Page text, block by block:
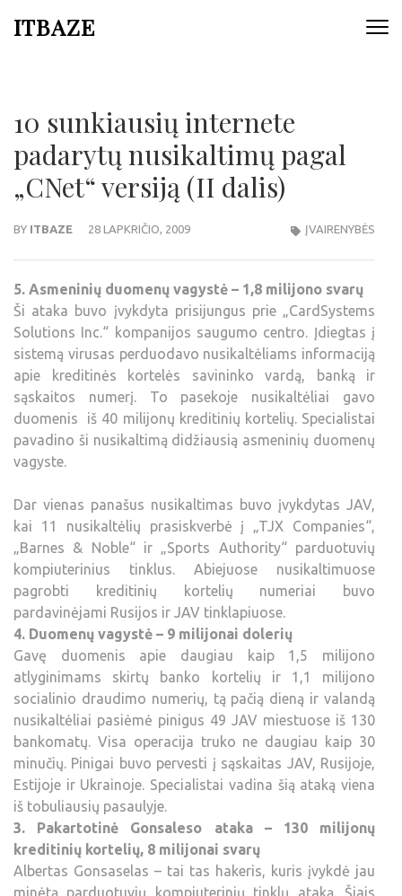
ITBAZE
10 sunkiausių internete
padarytų nusikaltimų pagal
„CNet“ versiją (II dalis)
BY ITBAZE 28 LAPKRIČIO, 2009 ĮVAIRENYBĖS
5. Asmeninių duomenų vagystė – 1,8 milijono svarų
Ši ataka buvo įvykdyta prisijungus prie „CardSystems
Solutions Inc.“ kompanijos saugumo centro. Įdiegtas į
sistemą virusas perduodavo nusikaltėliams informaciją
apie kreditinės kortelės savininko vardą, banką ir
sąskaitos numerį. To pasekoje nusikaltėliai gavo
duomenis iš 40 milijonų kreditinių kortelių. Specialistai
pavadino ši nusikaltimą didžiausią asmeninių duomenų
vagyste.
Dar vienas panašus nusikaltimas buvo įvykdytas JAV,
kai 11 nusikaltėlių prasiskverbė į „TJX Companies“,
„Barnes & Noble“ ir „Sports Authority“ parduotuvių
kompiuterinius tinklus. Abiejuose nusikaltimuose
pagrobti kreditinių kortelių numeriai buvo
pardavinėjami Rusijos ir JAV tinklapiuose.
4. Duomenų vagystė – 9 milijonai dolerių
Gavę duomenis apie daugiau kaip 1,5 milijono
atlyginimams skirtų banko kortelių ir 1,1 milijono
socialinio draudimo numerių, tą pačią dieną ir valandą
nusikaltėliai pasiėmė pinigus 49 JAV miestuose iš 130
bankomatų. Visa operacija truko ne daugiau kaip 30
minučių. Pinigai buvo pervesti į sąskaitas JAV, Rusijoje,
Estijoje ir Ukrainoje. Specialistai vadina šią ataką viena
iš tobuliausių pasaulyje.
3. Pakartotinė Gonsaleso ataka – 130 milijonų
kreditinių kortelių, 8 milijonai svarų
Albertas Gonsaselas – tai tas hakeris, kuris įvykdė jau
minėtą parduotuvių kompiuterinių tinklų ataką. Šiais